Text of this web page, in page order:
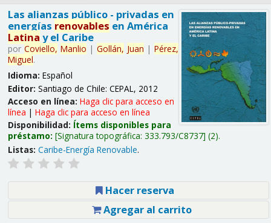
Las alianzas público - privadas en
energías renovables en América
Latina y el Caribe
por Coviello, Manlio | Gollán, Juan | Pérez,
Miguel.
Idioma: Español
Editor: Santiago de Chile: CEPAL, 2012
Acceso en línea: Haga clic para acceso en
línea | Haga clic para acceso en línea
Disponibilidad: Ítems disponibles para
préstamo: Signatura topográfica: 333.793/C8737 (2).
Listas: Caribe-Energía Renovable.
Hacer reserva
Agregar al carrito